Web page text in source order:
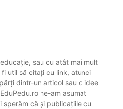
sau cu atât mai mult
util să citați cu link, atunci
dintr-un articol sau o idee
ne-am asumat
sperăm că și publicațiile cu